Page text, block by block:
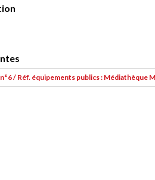
/ Réf. équipements publics : Médiathèque